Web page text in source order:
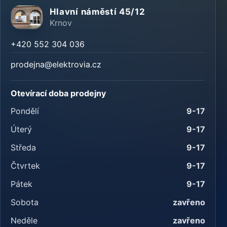
Hlavní náměstí 45/12
Krnov
+420 552 304 036
prodejna@elektrovia.cz
Otevírací doba prodejny
Pondělí
9-17
Úterý
9-17
Středa
9-17
Čtvrtek
9-17
Pátek
9-17
Sobota
zavřeno
Neděle
zavřeno